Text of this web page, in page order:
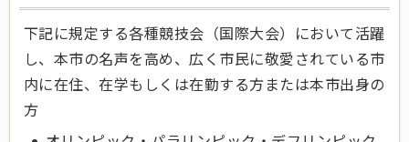
下記に規定する各種競技会（国際大会）において活躍
し、本市の名声を高め、広く市民に敬愛されている市
内に在住、在学もしくは在勤する方または本市出身の
方